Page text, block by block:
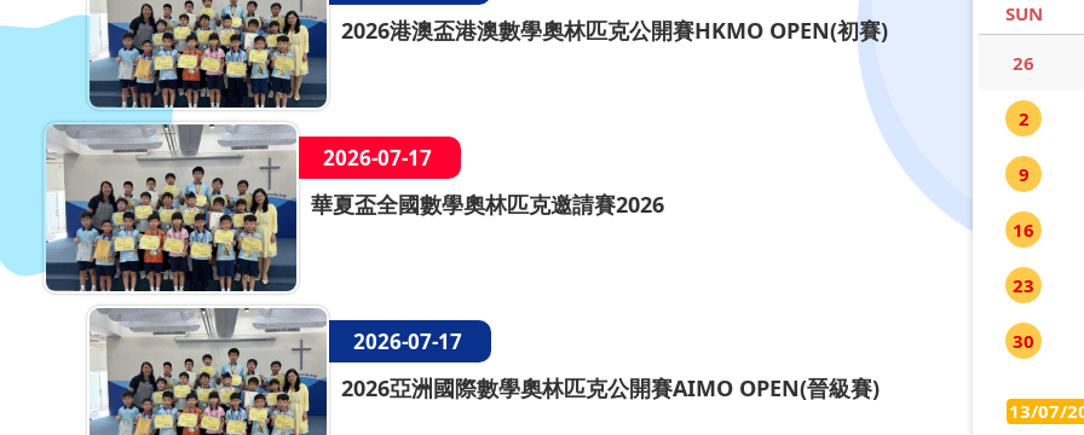
2026港澳盃港澳數學奧林匹克公開賽HKMO OPEN(初賽)
2026-07-17
華夏盃全國數學奧林匹克邀請賽2026
2026-07-17
2026亞洲國際數學奧林匹克公開賽AIMO OPEN(晉級賽)
SUN
26
2
9
16
23
30
13/07/